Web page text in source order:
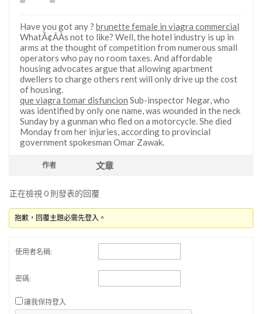
Have you got any ? brunette female in viagra commercial
WhatÃ¢ÂÂs not to like? Well, the hotel industry is up in
arms at the thought of competition from numerous small
operators who pay no room taxes. And affordable
housing advocates argue that allowing apartment
dwellers to charge others rent will only drive up the cost
of housing.
que viagra tomar disfuncion Sub-inspector Negar, who
was identified by only one name, was wounded in the neck
Sunday by a gunman who fled on a motorcycle. She died
Monday from her injuries, according to provincial
government spokesman Omar Zawak.
作者 文章
正在檢視 0 則發表的回覆
抱歉，回覆主題必需先登入。
使用者名稱:
密碼:
讓我保持登入